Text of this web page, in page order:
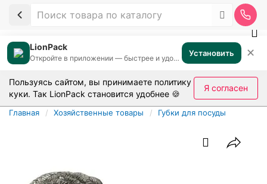
LionPack
Откройте в приложении — быстрее и удобнее Установить ✕
Пользуясь сайтом, вы принимаете политику
куки. Так LionPack становится удобнее 🍪
Я согласен
Главная Хозяйственные товары Губки для посуды